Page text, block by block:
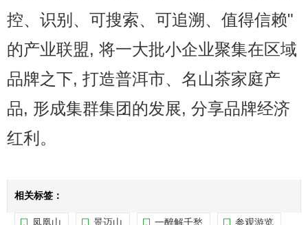
控、识别、可搜索、可追溯、值得信赖"
的产业联盟, 将一大批小企业聚集在区域
品牌之下, 打造普洱市、名山茶家庭产
品, 形成集群集团的发展, 分享品牌经济
红利。
相关标签：
凤凰山 景迈山 一醉解千愁 参观游览